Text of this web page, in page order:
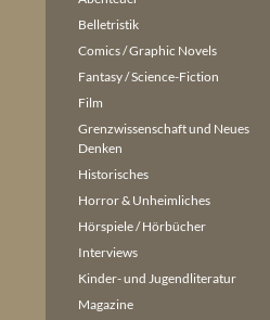
Belletristik
Comics / Graphic Novels
Fantasy / Science-Fiction
Film
Grenzwissenschaft und Neues
Denken
Historisches
Horror & Unheimliches
Hörspiele / Hörbücher
Interviews
Kinder- und Jugendliteratur
Magazine